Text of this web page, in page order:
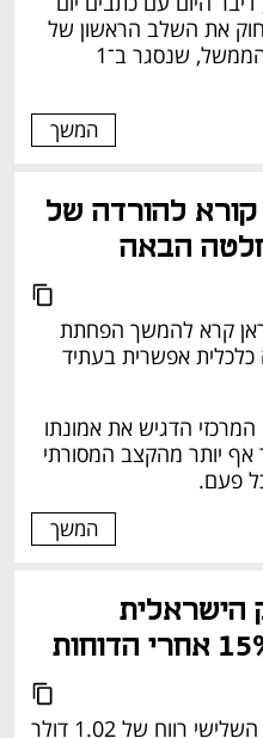
לאחר שהסנאט אישר ברוב דחוק את השלב הראשון של
המשך
הבאה
מושל הבנק הפדרלי סטפן מיראן קרא להמשך הפחתת
הריבית כאמצעי למנוע האטה כלכלית אפשרית בעתיד
פעם.
המשך
מניית חברת הפינטק הישראלית
חברת פאגאיה רשמה ברבעון השלישי רווח של 1.02 דולר